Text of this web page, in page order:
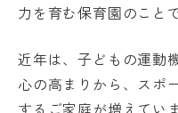
運営法人
力を育む保育園のこと
近年は、子どもの運動
心の高まりから、スポ
するご家庭が増えてい